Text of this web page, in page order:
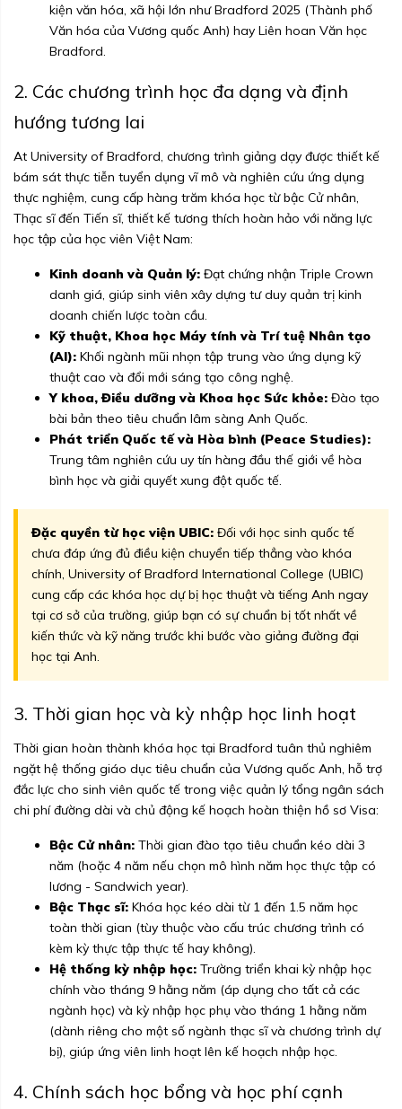
kiện văn hóa, xã hội lớn như Bradford 2025 (Thành phố
Văn hóa của Vương quốc Anh) hay Liên hoan Văn học
Bradford.
2. Các chương trình học đa dạng và định
hướng tương lai
At University of Bradford, chương trình giảng dạy được thiết kế
bám sát thực tiễn tuyển dụng vĩ mô và nghiên cứu ứng dụng
thực nghiệm, cung cấp hàng trăm khóa học từ bậc Cử nhân,
Thạc sĩ đến Tiến sĩ, thiết kế tương thích hoàn hảo với năng lực
học tập của học viên Việt Nam:
Kinh doanh và Quản lý: Đạt chứng nhận Triple Crown
danh giá, giúp sinh viên xây dựng tư duy quản trị kinh
doanh chiến lược toàn cầu.
Kỹ thuật, Khoa học Máy tính và Trí tuệ Nhân tạo
(AI): Khối ngành mũi nhọn tập trung vào ứng dụng kỹ
thuật cao và đổi mới sáng tạo công nghệ.
Y khoa, Điều dưỡng và Khoa học Sức khỏe: Đào tạo
bài bản theo tiêu chuẩn lâm sàng Anh Quốc.
Phát triển Quốc tế và Hòa bình (Peace Studies):
Trung tâm nghiên cứu uy tín hàng đầu thế giới về hòa
bình học và giải quyết xung đột quốc tế.
Đặc quyền từ học viện UBIC: Đối với học sinh quốc tế
chưa đáp ứng đủ điều kiện chuyển tiếp thẳng vào khóa
chính, University of Bradford International College (UBIC)
cung cấp các khóa học dự bị học thuật và tiếng Anh ngay
tại cơ sở của trường, giúp bạn có sự chuẩn bị tốt nhất về
kiến thức và kỹ năng trước khi bước vào giảng đường đại
học tại Anh.
3. Thời gian học và kỳ nhập học linh hoạt
Thời gian hoàn thành khóa học tại Bradford tuân thủ nghiêm
ngặt hệ thống giáo dục tiêu chuẩn của Vương quốc Anh, hỗ trợ
đắc lực cho sinh viên quốc tế trong việc quản lý tổng ngân sách
chi phí đường dài và chủ động kế hoạch hoàn thiện hồ sơ Visa:
Bậc Cử nhân: Thời gian đào tạo tiêu chuẩn kéo dài 3
năm (hoặc 4 năm nếu chọn mô hình năm học thực tập có
lương - Sandwich year).
Bậc Thạc sĩ: Khóa học kéo dài từ 1 đến 1.5 năm học
toàn thời gian (tùy thuộc vào cấu trúc chương trình có
kèm kỳ thực tập thực tế hay không).
Hệ thống kỳ nhập học: Trường triển khai kỳ nhập học
chính vào tháng 9 hằng năm (áp dụng cho tất cả các
ngành học) và kỳ nhập học phụ vào tháng 1 hằng năm
(dành riêng cho một số ngành thạc sĩ và chương trình dự
bị), giúp ứng viên linh hoạt lên kế hoạch nhập học.
4. Chính sách học bổng và học phí cạnh